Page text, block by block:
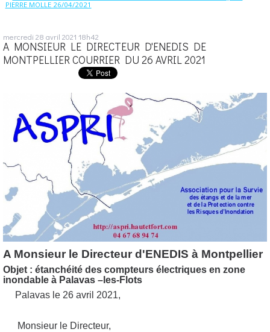
PIERRE MOLLE 26/04/2021
mercredi 28 avril 2021 18h42
A MONSIEUR LE DIRECTEUR D'ENEDIS DE
MONTPELLIER COURRIER DU 26 AVRIL 2021
A Monsieur le Directeur d'ENEDIS à Montpellier
Objet : étanchéité des compteurs électriques en zone
inondable à Palavas –les-Flots
Palavas le 26 avril 2021,
Monsieur le Directeur,